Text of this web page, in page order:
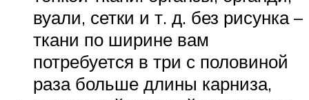
вуали, сетки и т. д. без рисунка –
ткани по ширине вам
потребуется в три с половиной
раза больше длины карниза,